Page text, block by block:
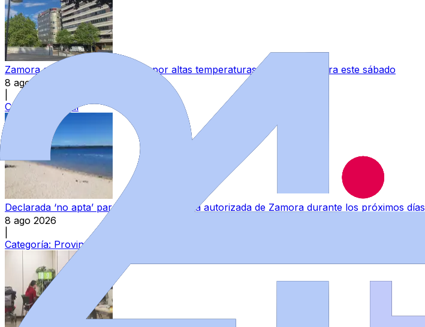
Zamora queda exenta de avisos por altas temperaturas y tormentas para este sábado
8 ago 2026
Categoría:
Local
Declarada ‘no apta’ para el baño una zona autorizada de Zamora durante los próximos días
8 ago 2026
Categoría: Provincia